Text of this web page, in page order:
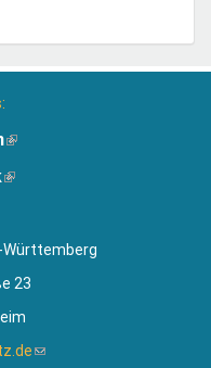
(Link
extern)
(Link
23
(Link